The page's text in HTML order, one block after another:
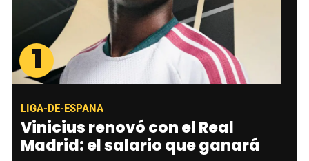
1
LIGA-DE-ESPANA
Vinicius renovó con el Real
Madrid: el salario que ganará